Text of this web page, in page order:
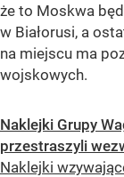
że to Moskwa
w Białorusi, a
na miejscu ma
wojskowych.
Naklejki Grupy
przestraszyli
Naklejki